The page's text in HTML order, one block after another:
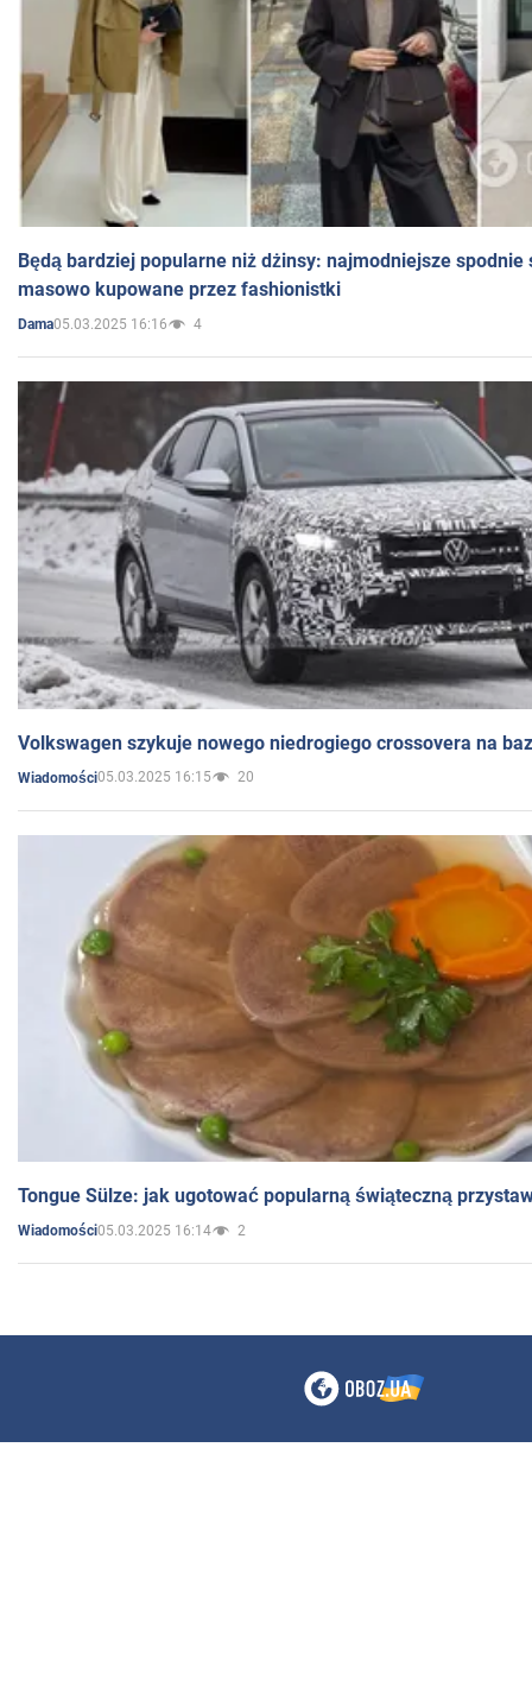
Będą bardziej popularne niż dżinsy: najmodniejsze spodnie
masowo kupowane przez fashionistki
Dama05.03.2025 16:16 4
Volkswagen szykuje nowego niedrogiego crossovera na
Wiadomości05.03.2025 16:15 20
Tongue Sülze: jak ugotować popularną świąteczną
Wiadomości05.03.2025 16:14 2